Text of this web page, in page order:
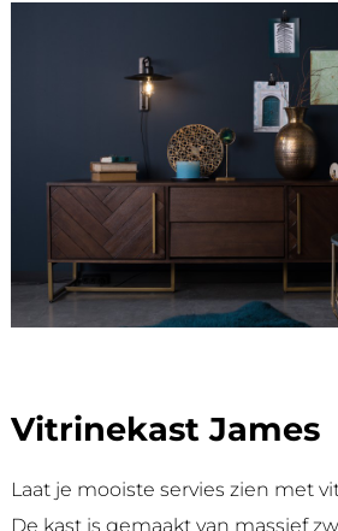
Vitrinekast James
Laat je mooiste servies zien met
De kast is gemaakt van massief